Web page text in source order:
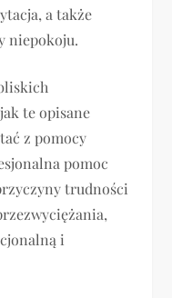
a także
niepokoju.
te opisane
z pomocy
pomoc
trudności
i